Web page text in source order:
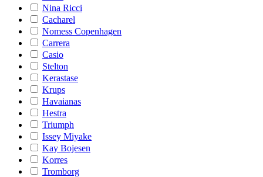
Nina Ricci
Cacharel
Nomess Copenhagen
Carrera
Casio
Stelton
Kerastase
Krups
Havaianas
Hestra
Triumph
Issey Miyake
Kay Bojesen
Korres
Tromborg